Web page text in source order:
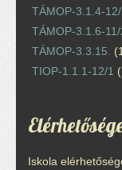
TÁMOP-3.1.4-
TÁMOP-3.1.6-11/
TÁMOP-3.3.15.
TIOP-1.1.1-12/1
Iskola